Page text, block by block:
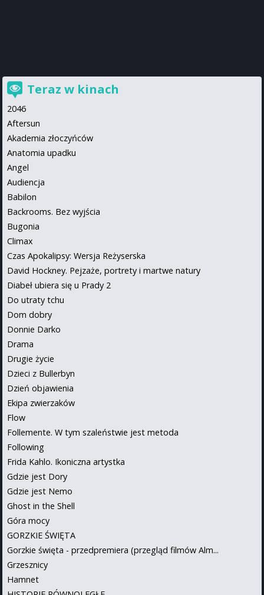
Teraz w kinach
2046
Aftersun
Akademia złoczyńców
Anatomia upadku
Angel
Audiencja
Babilon
Backrooms. Bez wyjścia
Bugonia
Climax
Czas Apokalipsy: Wersja Reżyserska
David Hockney. Pejzaże, portrety i martwe natury
Diabeł ubiera się u Prady 2
Do utraty tchu
Dom dobry
Donnie Darko
Drama
Drugie życie
Dzieci z Bullerbyn
Dzień objawienia
Ekipa zwierzaków
Flow
Follemente. W tym szaleństwie jest metoda
Following
Frida Kahlo. Ikoniczna artystka
Gdzie jest Dory
Gdzie jest Nemo
Ghost in the Shell
Góra mocy
GORZKIE ŚWIĘTA
Gorzkie święta - przedpremiera (przegląd filmów Alm...
Grzesznicy
Hamnet